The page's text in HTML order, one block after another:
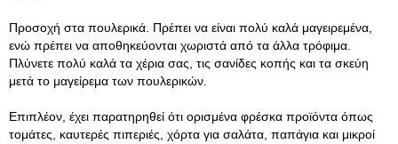
Προσοχή στα πουλερικά. Πρέπει να είναι πολύ καλά μαγειρεμένα,
ενώ πρέπει να αποθηκεύονται χωριστά από τα άλλα τρόφιμα.
Πλύνετε πολύ καλά τα χέρια σας, τις σανίδες κοπής και τα σκεύη
μετά το μαγείρεμα των πουλερικών.
Επιπλέον, έχει παρατηρηθεί ότι ορισμένα φρέσκα προϊόντα όπως
τομάτες, καυτερές πιπεριές, χόρτα για σαλάτα, παπάγια και μικροί